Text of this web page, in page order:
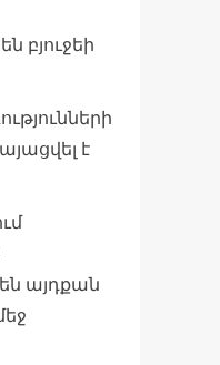
բյուջեի
է
այդքան